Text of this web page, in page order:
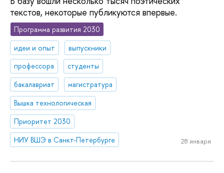
текстов, некоторые публикуются впервые.
Программа развития 2030
идеи и опыт
выпускники
профессора
студенты
бакалавриат
магистратура
Вышка технологическая
Приоритет 2030
НИУ ВШЭ в Санкт-Петербурге
28 января